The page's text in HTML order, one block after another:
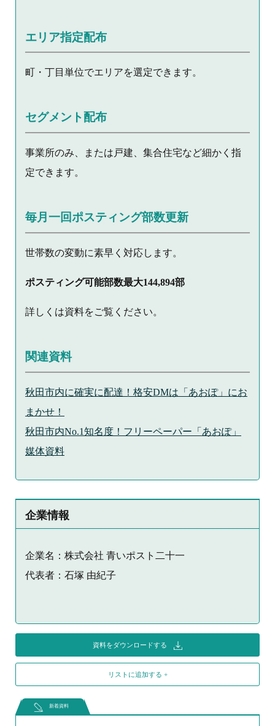
エリア指定配布
町・丁目単位でエリアを選定できます。
セグメント配布
事業所のみ、または戸建、集合住宅など細かく指
定できます。
毎月一回ポスティング部数更新
世帯数の変動に素早く対応します。
ポスティング可能部数最大144,894部
詳しくは資料をご覧ください。
関連資料
秋田市内に確実に配達！格安DMは「あおぽ」にお
まかせ！
秋田市内No.1知名度！フリーペーパー「あおぽ」
媒体資料
企業情報
企業名：株式会社 青いポスト二十一
代表者：石塚 由紀子
資料をダウンロードする
リストに追加する +
新着資料